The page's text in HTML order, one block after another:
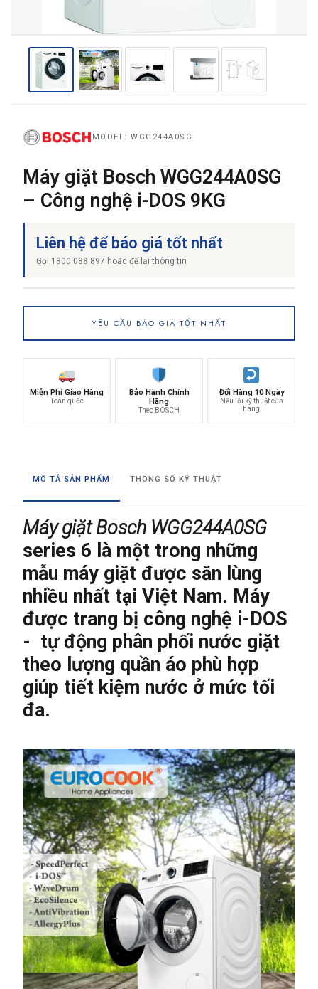
THƯƠNG HIỆU
→ GỬI YÊU CẦU BÁO GIÁ
MODEL: WGG244A0SG
Máy giặt Bosch WGG244A0SG
– Công nghệ i-DOS 9KG
Liên hệ để báo giá tốt nhất
Gọi 1800 088 897 hoặc để lại thông tin
YÊU CẦU BÁO GIÁ TỐT NHẤT
Miễn Phí Giao Hàng
Toàn quốc
Bảo Hành Chính
Hãng
Theo BOSCH
Đổi Hàng 10 Ngày
Nếu lỗi kỹ thuật của
hãng
MÔ TẢ SẢN PHẨM THÔNG SỐ KỸ THUẬT
Máy giặt Bosch WGG244A0SG
series 6 là một trong những
mẫu máy giặt được săn lùng
nhiều nhất tại Việt Nam. Máy
được trang bị công nghệ i-DOS
- tự động phân phối nước giặt
theo lượng quần áo phù hợp
giúp tiết kiệm nước ở mức tối
đa.